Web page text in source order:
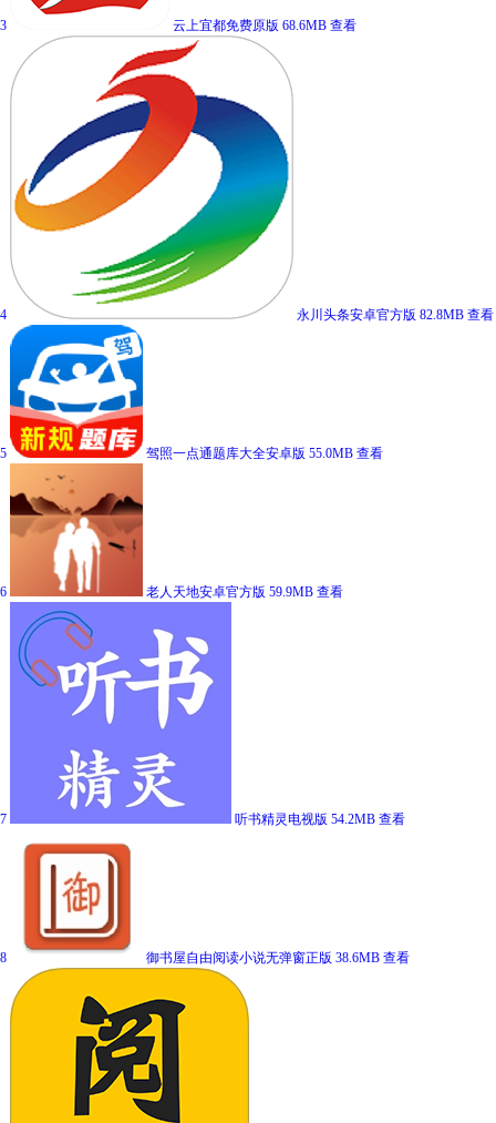
3 云上宜都免费原版 68.6MB 查看
4 永川头条安卓官方版 82.8MB 查看
5 驾照一点通题库大全安卓版 55.0MB 查看
6 老人天地安卓官方版 59.9MB 查看
7 听书精灵电视版 54.2MB 查看
8 御书屋自由阅读小说无弹窗正版 38.6MB 查看